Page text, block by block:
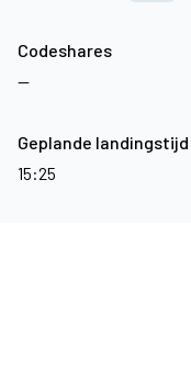
Codeshares
—
Geplande landingstijd
15:25